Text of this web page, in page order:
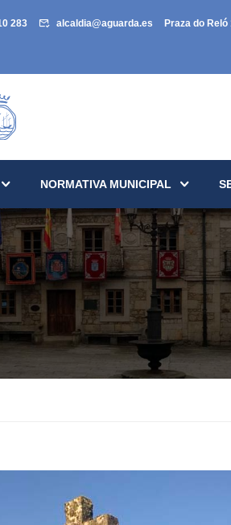
283 alcaldia@aguarda.es Praza do
NORMATIVA MUNICIPAL